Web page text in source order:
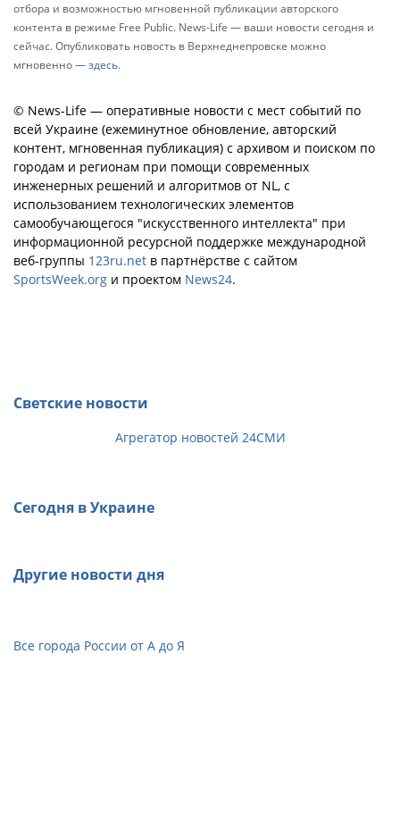
отбора и возможностью мгновенной публикации авторского
контента в режиме Free Public. News-Life — ваши новости сегодня и
сейчас. Опубликовать новость в Верхнеднепровске можно
мгновенно —здесь.
© News-Life — оперативные новости с мест событий по
всей Украине (ежеминутное обновление, авторский
контент, мгновенная публикация) с архивом и поиском по
городам и регионам при помощи современных
инженерных решений и алгоритмов от NL, с
использованием технологических элементов
самообучающегося "искусственного интеллекта" при
информационной ресурсной поддержке международной
веб-группы 123ru.net в партнёрстве с сайтом
SportsWeek.org и проектом News24.
Светские новости
Агрегатор новостей 24СМИ
Сегодня в Украине
Другие новости дня
Все города России от А до Я